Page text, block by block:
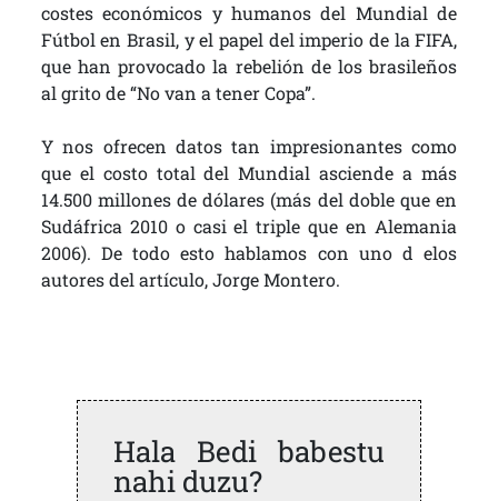
costes económicos y humanos del Mundial de
Fútbol en Brasil, y el papel del imperio de la FIFA,
que han provocado la rebelión de los brasileños
al grito de “No van a tener Copa”.
Y nos ofrecen datos tan impresionantes como
que el costo total del Mundial asciende a más
14.500 millones de dólares (más del doble que en
Sudáfrica 2010 o casi el triple que en Alemania
2006). De todo esto hablamos con uno d elos
autores del artículo, Jorge Montero.
Hala Bedi babestu
nahi duzu?